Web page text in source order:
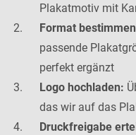
Plakatmotiv mit
Format
passende
perfekt ergänzt
Logo hochladen:
das wir auf das
Druckfreigabe